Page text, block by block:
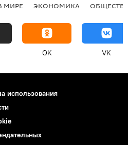
МИРЕ ЭКОНОМИКА
OK VK
использования